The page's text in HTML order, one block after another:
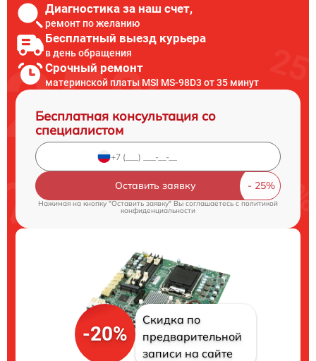
Диагностика за наш счет,
ремонт по желанию
Бесплатный выезд курьера
в день обращения
Срочный ремонт
материнской платы MSI MS-98D3 от 35 минут
Бесплатная консультация со
специалистом
Оставить заявку
Нажимая на кнопку "Оставить заявку" Вы соглашаетесь cполитикой
конфиденциальности
-20%
Скидка по
предварительной
записи на сайте